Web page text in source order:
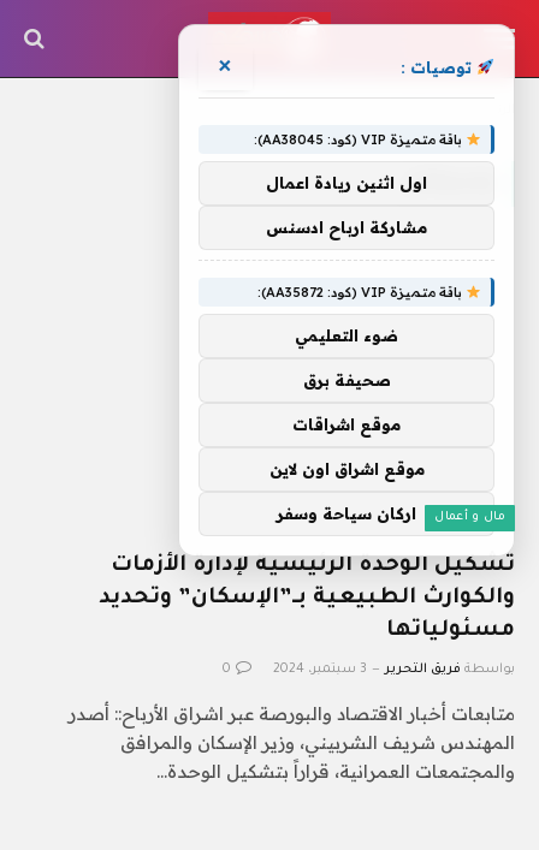
وسيلتان
مال و أعمال
تشكيل الوحدة الرئيسية لإدارة الأزمات
والكوارث الطبيعية بـ”الإسكان” وتحديد
مسئولياتها
بواسطة فريق التحرير 3 سبتمبر، 2024 0
متابعات أخبار الاقتصاد والبورصة عبر اشراق الأرباح:: أصدر
المهندس شريف الشربيني، وزير الإسكان والمرافق
والمجتمعات العمرانية، قراراً بتشكيل الوحدة…
توصيات : ×
باقة متميزة VIP (كود: AA38045):
اول اثنين ريادة اعمال
مشاركة ارباح ادسنس
باقة متميزة VIP (كود: AA35872):
ضوء التعليمي
صحيفة برق
موقع اشراقات
موقع اشراق اون لاين
اركان سياحة وسفر